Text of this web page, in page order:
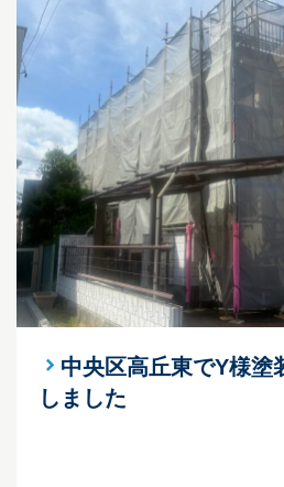
中央区高丘東でY様塗
しました